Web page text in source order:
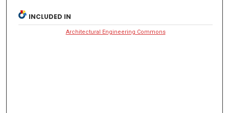
INCLUDED IN
Architectural Engineering Commons